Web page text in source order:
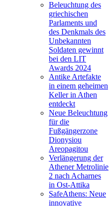
Beleuchtung des
griechischen
Parlaments und
des Denkmals des
Unbekannten
Soldaten gewinnt
bei den LIT
Awards 2024
Antike Artefakte
in einem geheimen
Keller in Athen
entdeckt
Neue Beleuchtung
für die
Fußgängerzone
Dionysiou
Areopagitou
Verlängerung der
Athener Metrolinie
2 nach Acharnes
in Ost-Attika
SafeAthens: Neue
innovative